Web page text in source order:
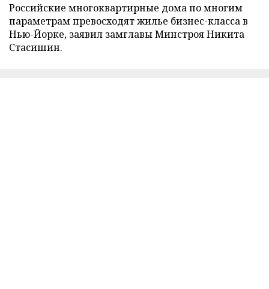
Российские многоквартирные дома по многим
параметрам превосходят жилье бизнес-класса в
Нью-Йорке, заявил замглавы Минстроя Никита
Стасишин.